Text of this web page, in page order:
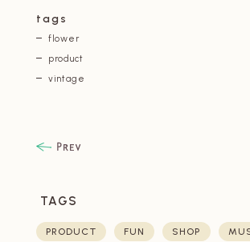
tags
flower
product
vintage
TAGS
PRODUCT FUN SHOP